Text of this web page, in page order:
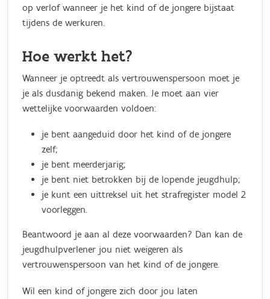
op verlof wanneer je het kind of de jongere bijstaat
tijdens de werkuren.
Hoe werkt het?
Wanneer je optreedt als vertrouwenspersoon moet je
je als dusdanig bekend maken. Je moet aan vier
wettelijke voorwaarden voldoen:
je bent aangeduid door het kind of de jongere
zelf;
je bent meerderjarig;
je bent niet betrokken bij de lopende jeugdhulp;
je kunt een uittreksel uit het strafregister model 2
voorleggen.
Beantwoord je aan al deze voorwaarden? Dan kan de
jeugdhulpverlener jou niet weigeren als
vertrouwenspersoon van het kind of de jongere.
Wil een kind of jongere zich door jou laten